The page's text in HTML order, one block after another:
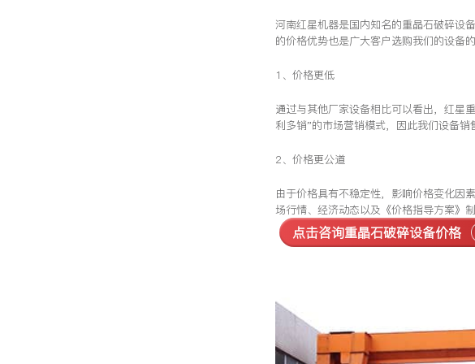
河南红星机器是国内知名的重晶石破碎设
的价格优势也是广大客户选购我们的设备
1、价格更低
通过与其他厂家设备相比可以看出，红星
利多销”的市场营销模式，因此我们设备销
2、价格更公道
由于价格具有不稳定性，影响价格变化因
场行情、经济动态以及《价格指导方案》
点击咨询重晶石破碎设备价格